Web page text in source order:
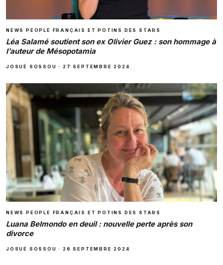
NEWS PEOPLE FRANÇAIS ET POTINS DES STARS
Léa Salamé soutient son ex Olivier Guez : son hommage à
l’auteur de Mésopotamia
JOSUÉ SOSSOU · 27 SEPTEMBRE 2024
NEWS PEOPLE FRANÇAIS ET POTINS DES STARS
Luana Belmondo en deuil : nouvelle perte après son
divorce
JOSUÉ SOSSOU · 26 SEPTEMBRE 2024